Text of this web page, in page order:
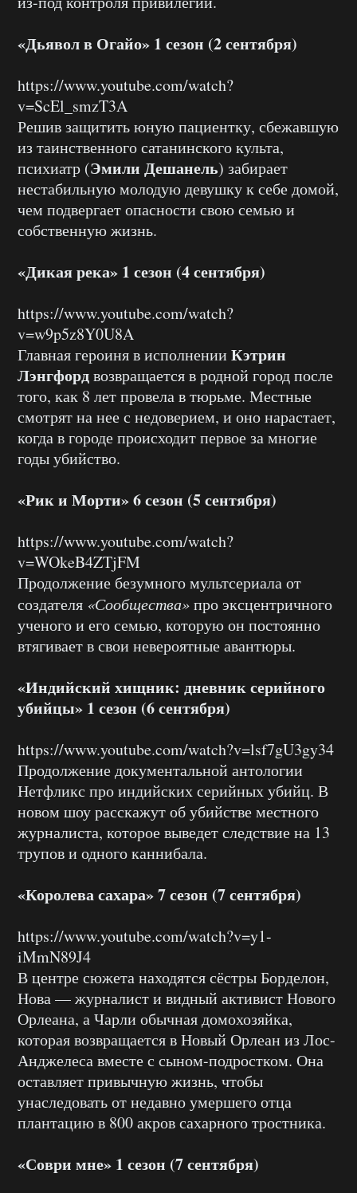
«Дьявол в Огайо» 1 сезон (2 сентября)
https://www.youtube.com/watch?
v=ScEl_smzT3A
Решив защитить юную пациентку, сбежавшую
из таинственного сатанинского культа,
психиатр (Эмили Дешанель) забирает
нестабильную молодую девушку к себе домой,
чем подвергает опасности свою семью и
собственную жизнь.
«Дикая река» 1 сезон (4 сентября)
https://www.youtube.com/watch?
v=w9p5z8Y0U8A
Главная героиня в исполнении Кэтрин
Лэнгфордвозвращается в родной город после
того, как 8 лет провела в тюрьме. Местные
смотрят на нее с недоверием, и оно нарастает,
когда в городе происходит первое за многие
годы убийство.
«Рик и Морти» 6 сезон (5 сентября)
https://www.youtube.com/watch?
v=WOkeB4ZTjFM
Продолжение безумного мультсериала от
создателя «Сообщества»про эксцентричного
ученого и его семью, которую он постоянно
втягивает в свои невероятные авантюры.
«Индийский хищник: дневник серийного
убийцы» 1 сезон (6 сентября)
https://www.youtube.com/watch?v=lsf7gU3gy34
Продолжение документальной антологии
Нетфликс про индийских серийных убийц. В
новом шоу расскажут об убийстве местного
журналиста, которое выведет следствие на 13
трупов и одного каннибала.
«Королева сахара» 7 сезон (7 сентября)
https://www.youtube.com/watch?v=y1-
iMmN89J4
В центре сюжета находятся сёстры Борделон,
Нова — журналист и видный активист Нового
Орлеана, а Чарли обычная домохозяйка,
которая возвращается в Новый Орлеан из Лос-
Анджелеса вместе с сыном-подростком. Она
оставляет привычную жизнь, чтобы
унаследовать от недавно умершего отца
плантацию в 800 акров сахарного тростника.
«Соври мне» 1 сезон (7 сентября)